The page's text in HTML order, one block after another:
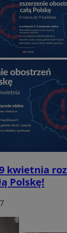
kwietnia
Polskę!